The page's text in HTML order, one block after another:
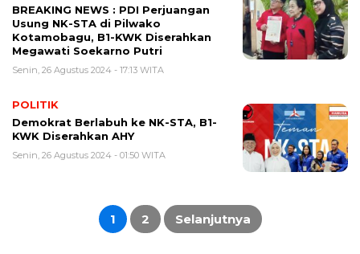
BREAKING NEWS : PDI Perjuangan
Usung NK-STA di Pilwako
Kotamobagu, B1-KWK Diserahkan
Megawati Soekarno Putri
Senin, 26 Agustus 2024 - 17:13 WITA
POLITIK
Demokrat Berlabuh ke NK-STA, B1-
KWK Diserahkan AHY
Senin, 26 Agustus 2024 - 01:50 WITA
Paginasi
1 2 Selanjutnya